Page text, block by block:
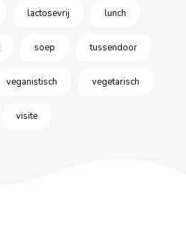
lactosevrij lunch
soep tussendoor
veganistisch vegetarisch
visite